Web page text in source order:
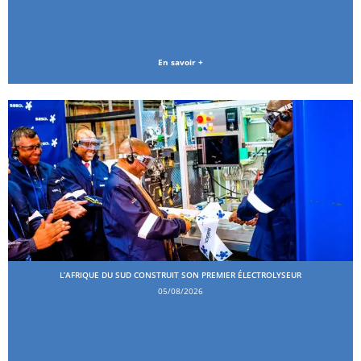
En savoir +
L’AFRIQUE DU SUD CONSTRUIT SON PREMIER ÉLECTROLYSEUR
05/08/2026